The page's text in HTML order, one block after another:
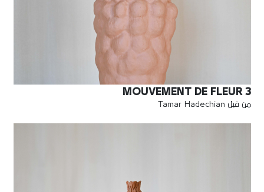
MOUVEMENT DE FLEUR 3
من قبل Tamar Hadechian